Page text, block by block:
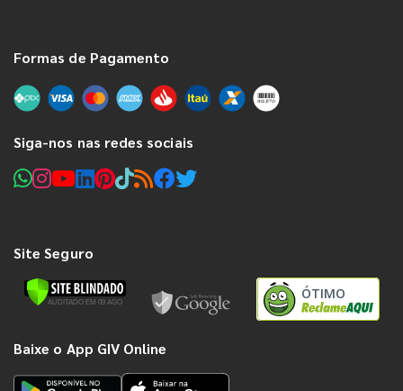
Formas de Pagamento
Siga-nos nas redes sociais
Site Seguro
ÓTIMO
Baixe o App GIV Online